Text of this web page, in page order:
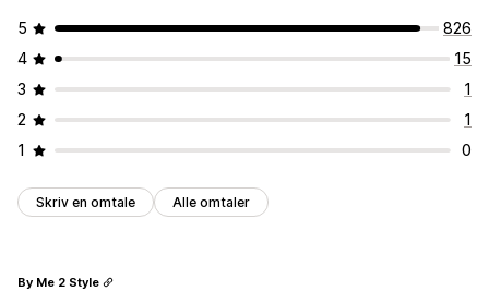
5
826
4
15
3
1
2
1
1
0
Skriv en omtale Alle omtaler
By Me 2 Style